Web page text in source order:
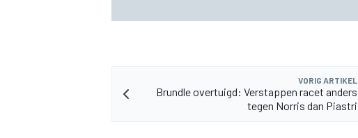
VORIG ARTIKEL
Brundle overtuigd: Verstappen racet anders
tegen Norris dan Piastri